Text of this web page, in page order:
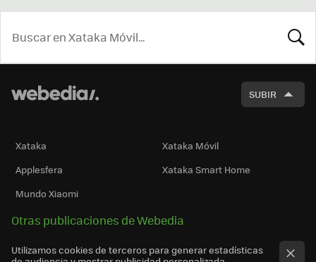
SUBIR
Xataka
Xataka Móvil
Applesfera
Xataka Smart Home
Mundo Xiaomi
Otras publicaciones de Webedia
Utilizamos cookies de terceros para generar estadísticas